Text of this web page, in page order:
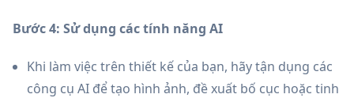
Bước 4: Sử dụng các tính năng AI
Khi làm việc trên thiết kế của bạn, hãy tận dụng các
công cụ AI để tạo hình ảnh, đề xuất bố cục hoặc tinh